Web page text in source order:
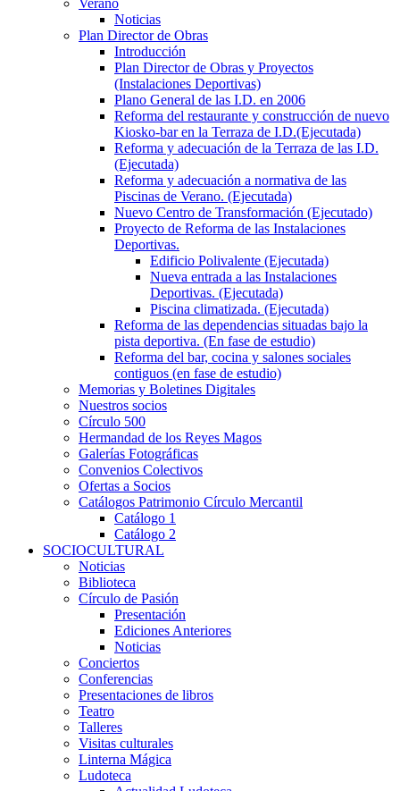
Verano
Noticias
Plan Director de Obras
Introducción
Plan Director de Obras y Proyectos
(Instalaciones Deportivas)
Plano General de las I.D. en 2006
Reforma del restaurante y construcción de nuevo
Kiosko-bar en la Terraza de I.D.(Ejecutada)
Reforma y adecuación de la Terraza de las I.D.
(Ejecutada)
Reforma y adecuación a normativa de las
Piscinas de Verano. (Ejecutada)
Nuevo Centro de Transformación (Ejecutado)
Proyecto de Reforma de las Instalaciones
Deportivas.
Edificio Polivalente (Ejecutada)
Nueva entrada a las Instalaciones
Deportivas. (Ejecutada)
Piscina climatizada. (Ejecutada)
Reforma de las dependencias situadas bajo la
pista deportiva. (En fase de estudio)
Reforma del bar, cocina y salones sociales
contiguos (en fase de estudio)
Memorias y Boletines Digitales
Nuestros socios
Círculo 500
Hermandad de los Reyes Magos
Galerías Fotográficas
Convenios Colectivos
Ofertas a Socios
Catálogos Patrimonio Círculo Mercantil
Catálogo 1
Catálogo 2
SOCIOCULTURAL
Noticias
Biblioteca
Círculo de Pasión
Presentación
Ediciones Anteriores
Noticias
Conciertos
Conferencias
Presentaciones de libros
Teatro
Talleres
Visitas culturales
Linterna Mágica
Ludoteca